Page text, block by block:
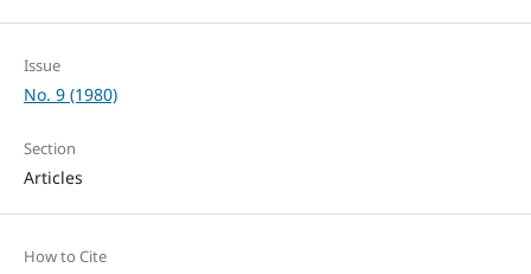
Issue
No. 9 (1980)
Section
Articles
How to Cite